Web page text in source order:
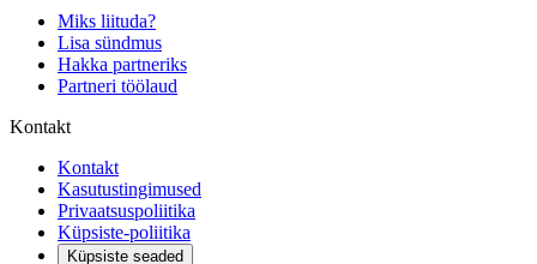
Miks liituda?
Lisa sündmus
Hakka partneriks
Partneri töölaud
Kontakt
Kontakt
Kasutustingimused
Privaatsuspoliitika
Küpsiste-poliitika
Küpsiste seaded